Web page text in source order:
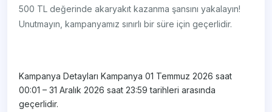
500 TL değerinde akaryakıt kazanma şansını yakalayın!
Unutmayın, kampanyamız sınırlı bir süre için geçerlidir.
Kampanya Detayları Kampanya 01 Temmuz 2026 saat
00:01 – 31 Aralık 2026 saat 23:59 tarihleri arasında
geçerlidir.